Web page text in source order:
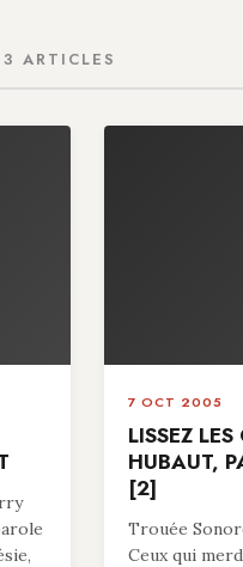
ARTICLES
7 OCT 2005
LISSEZ
HUBAUT,
[2]
Trouée
Ceux qui